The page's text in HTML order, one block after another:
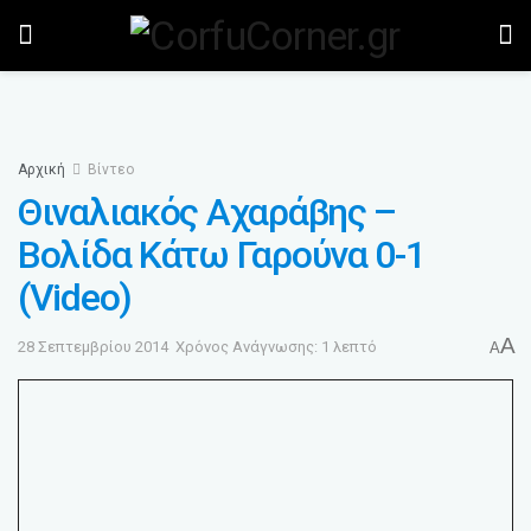
Αρχική Βίντεο
Θιναλιακός Αχαράβης –
Βολίδα Κάτω Γαρούνα 0-1
(Video)
28 Σεπτεμβρίου 2014 Χρόνος Ανάγνωσης: 1 λεπτό AA